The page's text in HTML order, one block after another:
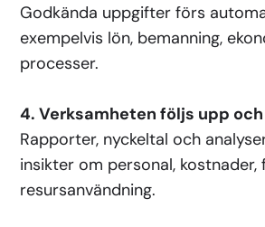
Godkända uppgifter förs
exempelvis lön, bemanning,
processer.
4. Verksamheten följs upp
Rapporter, nyckeltal och
insikter om personal,
resursanvändning.